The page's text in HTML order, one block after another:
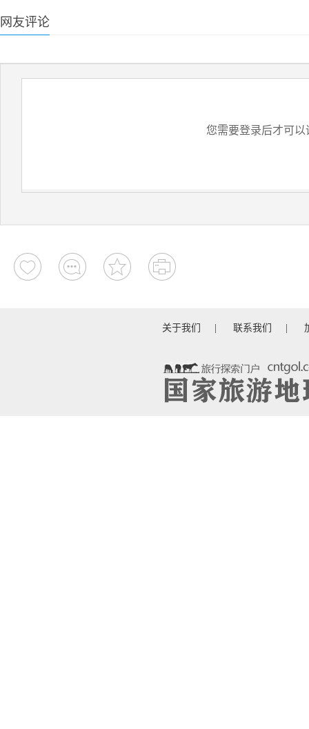
网友评论
您需要登录后才可以
关于我们 联系我们